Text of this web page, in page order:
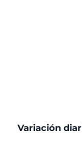
Variación